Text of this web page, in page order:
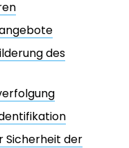
des
Sicherheit der